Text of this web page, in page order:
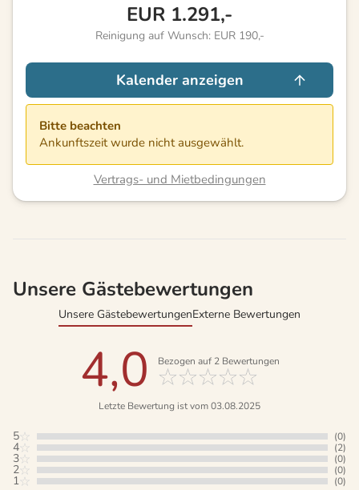
EUR 1.291,-
Reinigung auf Wunsch: EUR 190,-
Kalender anzeigen
Bitte beachten
Ankunftszeit wurde nicht ausgewählt.
Vertrags- und Mietbedingungen
Unsere Gästebewertungen
Unsere GästebewertungenExterne Bewertungen
4,0 Bezogen auf 2Bewertungen
Letzte Bewertung ist vom 03.08.2025
5 (0)
4 (2)
3 (0)
2 (0)
1 (0)